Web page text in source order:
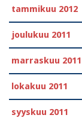
tammikuu 2012
joulukuu 2011
marraskuu 2011
lokakuu 2011
syyskuu 2011